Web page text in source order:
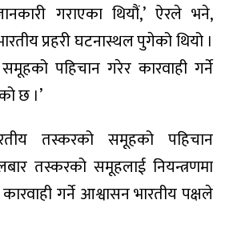
गराएका थियौं,’ ऐरले भने,
प्रहरी घटनास्थल पुगेको थियो ।
पहिचान गरेर कारवाही गर्ने
छ ।’
तस्करको समूहको पहिचान
तस्करको समूहलाई नियन्त्रणमा
गर्ने आश्वासन भारतीय पक्षले